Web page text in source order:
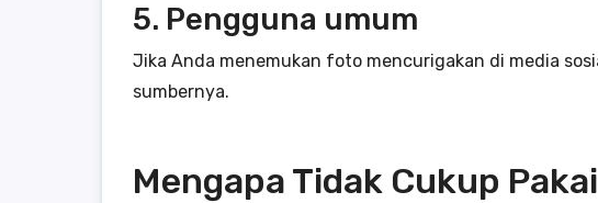
5. Pengguna umum
Jika Anda menemukan foto mencurigakan di media
sumbernya.
Mengapa Tidak Cukup